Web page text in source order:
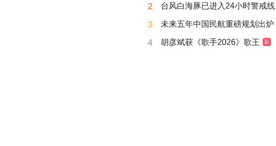
2 台风白海豚已进入24小时警戒线
3 未来五年中国民航重磅规划出炉
4 胡彦斌获《歌手2026》歌王 新